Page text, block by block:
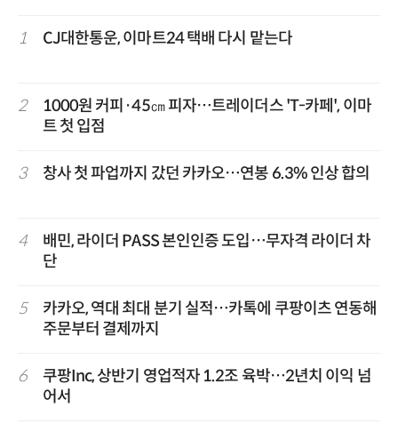
1 CJ대한통운, 이마트24 택배 다시 맡는다
2
1000원 커피·45㎝ 피자…트레이더스 'T-카페', 이마
트 첫 입점
3 창사 첫 파업까지 갔던 카카오…연봉 6.3% 인상 합의
4
배민, 라이더 PASS 본인인증 도입…무자격 라이더 차
단
5
카카오, 역대 최대 분기 실적…카톡에 쿠팡이츠 연동해
주문부터 결제까지
6
쿠팡Inc, 상반기 영업적자 1.2조 육박…2년치 이익 넘
어서